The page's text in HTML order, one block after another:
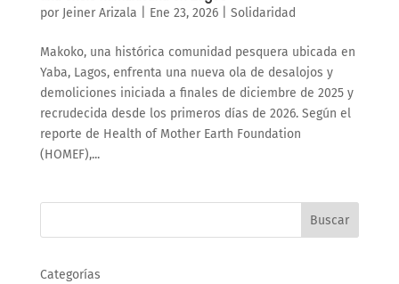
por Jeiner Arizala Ene 23, 2026| Solidaridad
Makoko, una histórica comunidad pesquera ubicada en
Yaba, Lagos, enfrenta una nueva ola de desalojos y
demoliciones iniciada a finales de diciembre de 2025 y
recrudecida desde los primeros días de 2026. Según el
reporte de Health of Mother Earth Foundation
(HOMEF),...
Buscar
Categorías